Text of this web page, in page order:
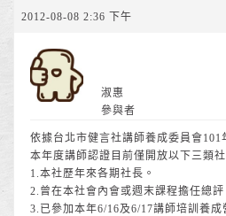
2012-08-08 2:36 下午
淑惠
參與者
依據台北市健言社講師養成委員會101
本年度講師認證目前僅開放以下三類社
1.本社歷年來各期社長。
2.曾在本社會內會或週末課程擔任總
3.已參加本年6/16及6/17講師培訓養成